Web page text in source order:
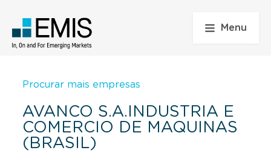
Menu
Procurar mais empresas
AVANCO S.A.INDUSTRIA E
COMERCIO DE MAQUINAS
(BRASIL)